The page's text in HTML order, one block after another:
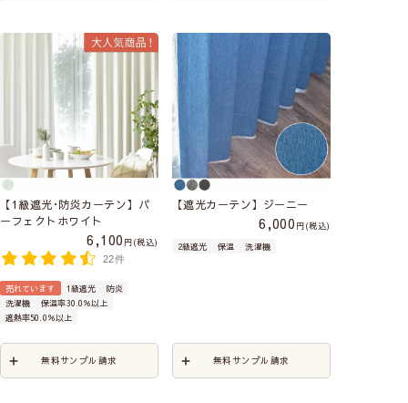
【1級遮光･防炎カーテン】パ
ーフェクトホワイト
6,100
税込
22件
売れています 1級遮光
防炎
洗濯機
保温率30.0％以上
遮熱率50.0％以上
無料サンプル請求
【遮光カーテン】ジーニー
6,000
税込
2級遮光
保温 洗濯機
無料サンプル請求